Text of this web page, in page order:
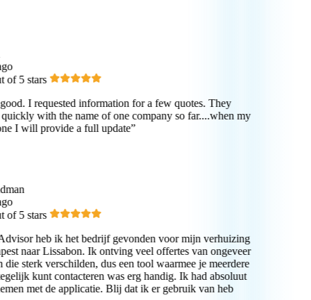
5 stars
I requested information for a few quotes. They
with the name of one company so far....when my
I will provide a full update”
5 stars
heb ik het bedrijf gevonden voor mijn verhuizing
naar Lissabon. Ik ontving veel offertes van ongeveer
sterk verschilden, dus een tool waarmee je meerdere
kunt contacteren was erg handig. Ik had absoluut
met de applicatie. Blij dat ik er gebruik van heb